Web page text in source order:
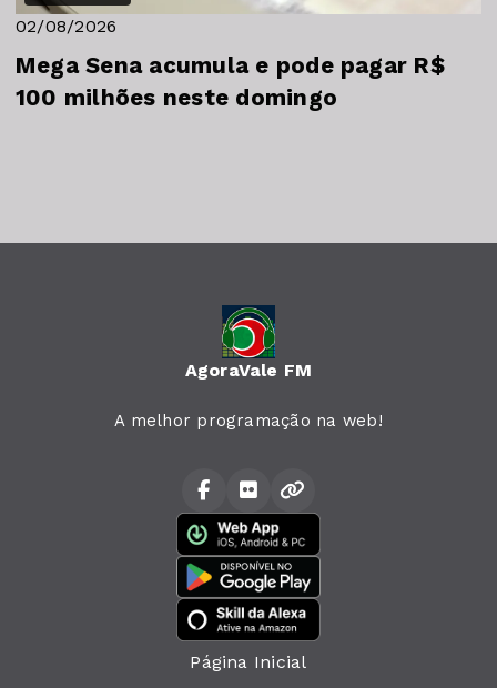
02/08/2026
Mega Sena acumula e pode pagar R$
100 milhões neste domingo
AgoraVale FM
A melhor programação na web!
Página Inicial